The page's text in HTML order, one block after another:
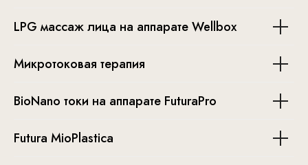
LPG массаж лица на аппарате Wellbox
Микротоковая терапия
BioNano токи на аппарате FuturaPro
Futura MioPlastica